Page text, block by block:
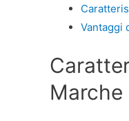
Vantaggi
Marche